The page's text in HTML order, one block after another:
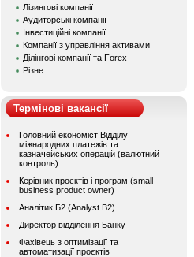
Лізингові компанії
Аудиторські компанії
Інвестиційні компанії
Компанії з управління активами
Ділінгові компанії та Forex
Різне
Термінові вакансії
Головний економіст Відділу
міжнародних платежів та
казначейських операцій (валютний
контроль)
Керівник проєктів і програм (small
business product owner)
Аналітик Б2 (Analyst B2)
Директор відділення Банку
Фахівець з оптимізації та
автоматизації проєктів